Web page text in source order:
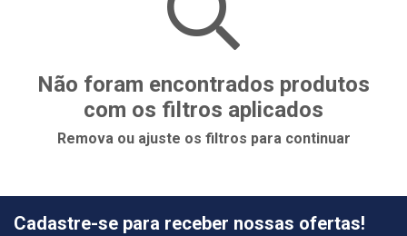
Não foram encontrados produtos
com os filtros aplicados
Remova ou ajuste os filtros para continuar
Cadastre-se para receber nossas ofertas!